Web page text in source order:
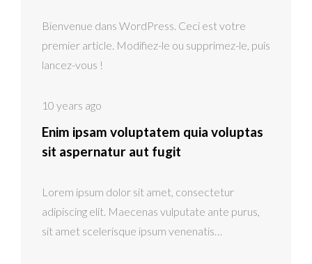
Bienvenue dans WordPress. Ceci est votre
premier article. Modifiez-le ou supprimez-le, puis
lancez-vous !
10 years ago
Enim ipsam voluptatem quia voluptas
sit aspernatur aut fugit
Lorem ipsum dolor sit amet, consectetur
adipiscing elit. Maecenas vulputate ante purus,
sit amet scelerisque ipsum venenatis…